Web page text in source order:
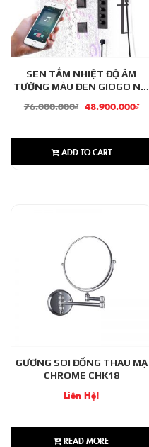
SEN TẮM NHIỆT ĐỘ ÂM
TƯỜNG MÀU ĐEN GIOGO NM
76.000.000₫ 48.900.000₫
ADD TO CART
GƯƠNG SOI ĐỒNG THAU MẠ
CHROME CHK18
Liên Hệ!
READ MORE